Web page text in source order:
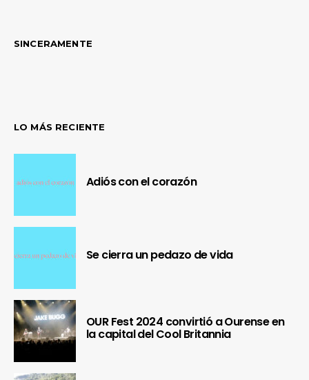
SINCERAMENTE
LO MÁS RECIENTE
Adiós con el corazón
Se cierra un pedazo de vida
OUR Fest 2024 convirtió a Ourense en
la capital del Cool Britannia